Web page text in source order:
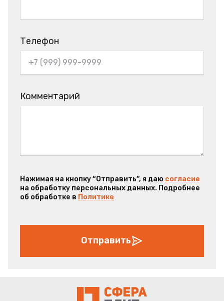
Телефон
Комментарий
Нажимая на кнопку “Отправить”, я даю согласие
на обработку персональных данных. Подробнее
об обработке в Политике
Отправить